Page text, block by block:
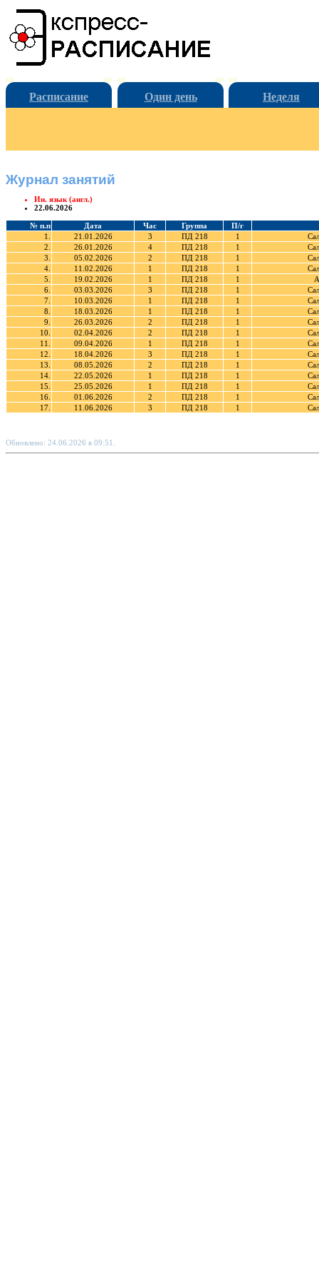
Расписание Один день Неделя
Журнал занятий
Ин. язык (англ.)
22.06.2026
№ п.п Дата Час Группа
П/г
1.
21.01.2026 3 ПД 218 1
2.
26.01.2026 4 ПД 218 1
3.
05.02.2026 2 ПД 218 1
4.
11.02.2026 1 ПД 218 1
5.
19.02.2026 1 ПД 218 1
6.
03.03.2026 3 ПД 218 1
7.
10.03.2026 1 ПД 218 1
8.
18.03.2026 1 ПД 218 1
9.
26.03.2026 2 ПД 218 1
10.
02.04.2026 2 ПД 218 1
11.
09.04.2026 1 ПД 218 1
12.
18.04.2026 3 ПД 218 1
13.
08.05.2026 2 ПД 218 1
14.
22.05.2026 1 ПД 218 1
15.
25.05.2026 1 ПД 218 1
16.
01.06.2026 2 ПД 218 1
17.
11.06.2026 3 ПД 218 1
Обновлено: 24.06.2026 в 09:51.